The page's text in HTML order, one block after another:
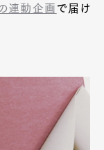
連動企画 で届け